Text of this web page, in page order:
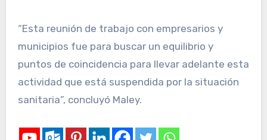
“Esta reunión de trabajo con empresarios y
municipios fue para buscar un equilibrio y
puntos de coincidencia para llevar adelante esta
actividad que está suspendida por la situación
sanitaria”, concluyó Maley.